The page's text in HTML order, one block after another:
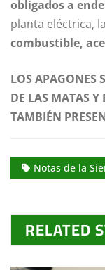
obligados a
planta eléctrica,
combustible,
LOS APAGONES
DE LAS MATAS Y
TAMBIÉN
Notas de la
RELATED